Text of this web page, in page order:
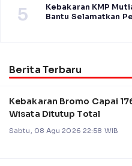
5
Kebakaran KMP
Bantu Selamatkan
Berita Terbaru
Kebakaran Bromo Capai
Wisata Ditutup Total
Sabtu, 08 Agu 2026 22:58 WIB